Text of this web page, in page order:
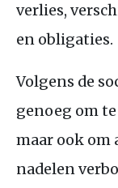
verlies,
en obligaties.
Volgens de
genoeg om te
maar ook om
nadelen